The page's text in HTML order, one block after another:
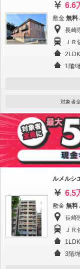
6.6
敷金 無料
長崎
Ｊ
1階/
対象者
ルメルシ
6.5
敷金 無料
長崎
ＪＲ
3階/